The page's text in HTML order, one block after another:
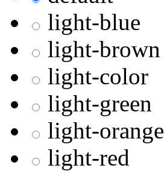
light-blue
light-brown
light-color
light-green
light-orange
light-red